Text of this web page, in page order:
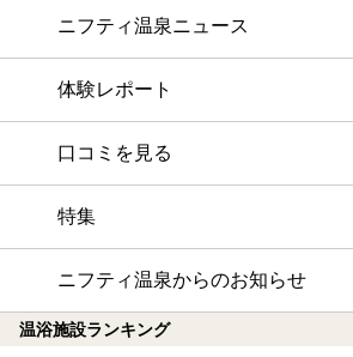
ニフティ温泉ニュース
体験レポート
口コミを見る
特集
ニフティ温泉からのお知らせ
温浴施設ランキング